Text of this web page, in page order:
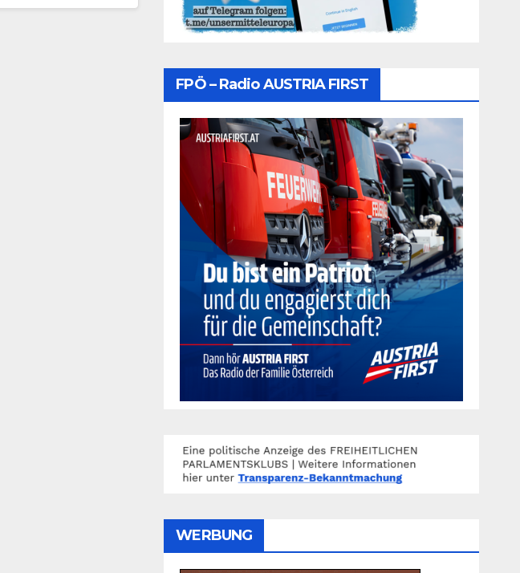
FPÖ – Radio AUSTRIA FIRST
WERBUNG